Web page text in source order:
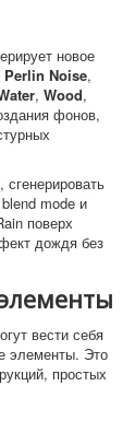
новое
Noise,
, Wood,
фонов,
mode и
поверх
дождя без
вести себя
элементы. Это
простых